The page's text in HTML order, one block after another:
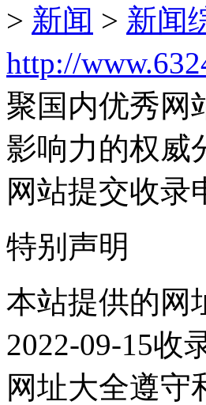
> 新闻 > 新闻
http://
聚国内优秀网
影响力的权威
网站提交收录
特别声明
本站提供的网
2022-09-15收
网址大全遵守